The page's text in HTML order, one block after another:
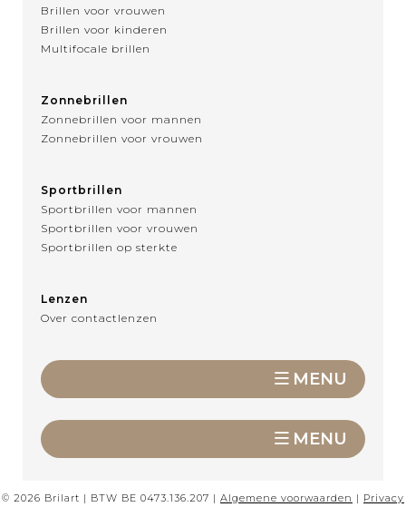
Brillen voor vrouwen
Brillen voor kinderen
Multifocale brillen
Zonnebrillen
Zonnebrillen voor mannen
Zonnebrillen voor vrouwen
Sportbrillen
Sportbrillen voor mannen
Sportbrillen voor vrouwen
Sportbrillen op sterkte
Lenzen
Over contactlenzen
MENU
MENU
© 2026 Brilart | BTW BE 0473.136.207 | Algemene voorwaarden | Privacy